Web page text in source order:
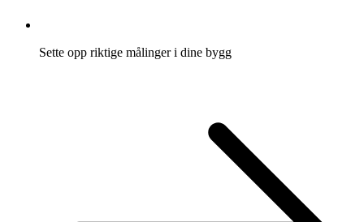
Sette opp riktige målinger i dine bygg